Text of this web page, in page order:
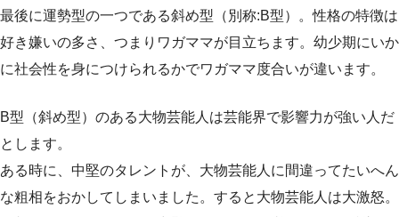
最後に運勢型の一つである斜め型（別称:B型）。性格の特徴は
好き嫌いの多さ、つまりワガママが目立ちます。幼少期にいか
に社会性を身につけられるかでワガママ度合いが違います。
B型（斜め型）のある大物芸能人は芸能界で影響力が強い人だ
とします。
ある時に、中堅のタレントが、大物芸能人に間違ってたいへん
な粗相をおかしてしまいました。すると大物芸能人は大激怒。